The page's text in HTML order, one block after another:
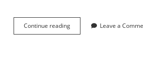
Continue reading
o
Leave a